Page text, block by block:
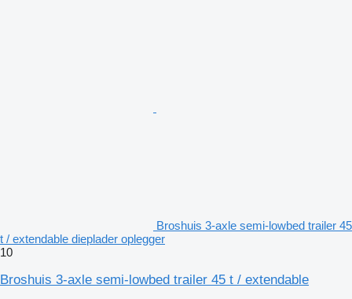
Broshuis 3-axle semi-lowbed trailer 45
t / extendable dieplader oplegger
10
Broshuis 3-axle semi-lowbed trailer 45 t / extendable